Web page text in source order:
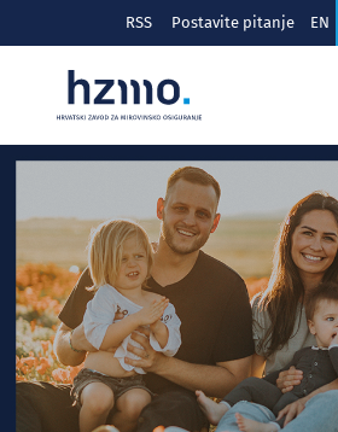
RSS Postavite pitanje EN